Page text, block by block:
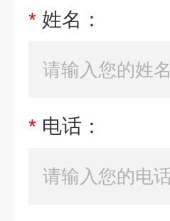
* 姓名：
* 电话：